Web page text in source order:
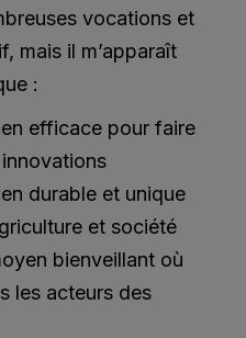
vocations et
mais il m’apparaît
:
efficace pour faire
durable et unique
et société
bienveillant où
les acteurs des